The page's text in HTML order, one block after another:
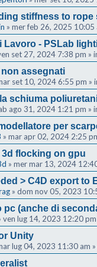
stiffness to rope
» mer feb 26, 2025 10:05
Lavoro - PSLab
set 27, 2024 7:38 pm »
assegnati
set 10, 2024 6:55 pm »
schiuma
ago 31, 2024 1:21 pm »
per
» mar apr 02, 2024 2:25
3d flocking on gpu
» mer mar 13, 2024
> C4D export to
» dom nov 05, 2023
pc (anche di
ven lug 14, 2023 12:20 pm
Unity
lug 04, 2023 11:30 am